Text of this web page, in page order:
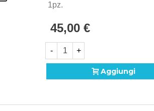
1pz.
45,00 €
- +
Aggiungi